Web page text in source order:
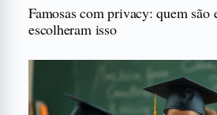
Famosas com privacy: quem são
escolheram isso